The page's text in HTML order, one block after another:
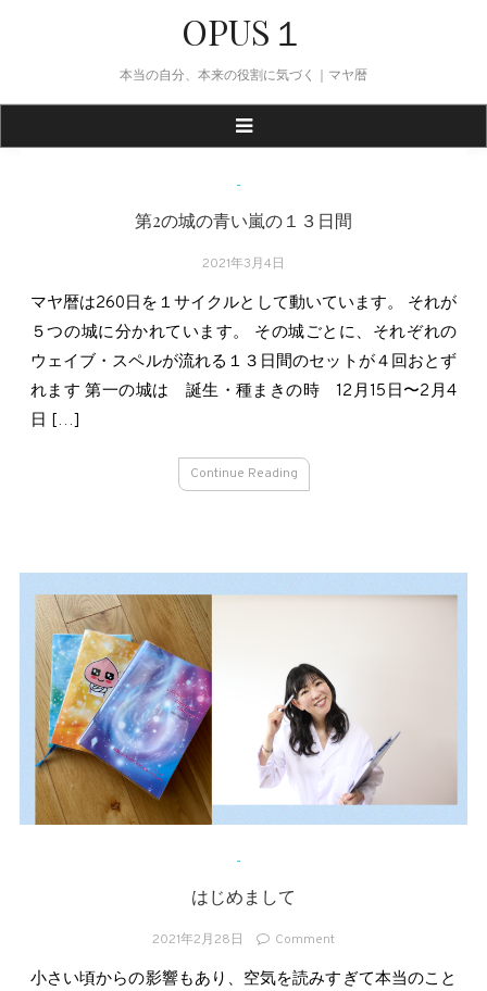
OPUS１
本当の自分、本来の役割に気づく｜マヤ暦
-
第2の城の青い嵐の１３日間
2021年3月4日
マヤ暦は260日を１サイクルとして動いています。 それが
５つの城に分かれています。 その城ごとに、それぞれの
ウェイブ・スペルが流れる１３日間のセットが４回おとず
れます 第一の城は 誕生・種まきの時 12月15日〜2月4
日 […]
Continue Reading
-
はじめまして
2021年2月28日 Commenton
じ
小さい頃からの影響もあり、空気を読みすぎて本当のこと